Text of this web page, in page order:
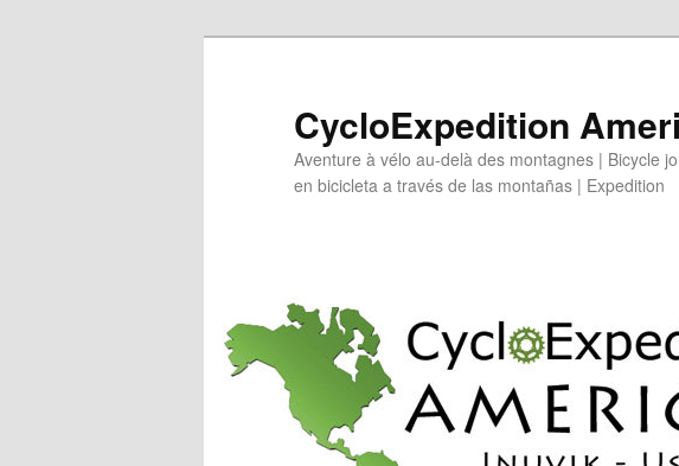
CycloExpedition
Aventure à vélo au-delà des montagnes | Bicycle
en bicicleta a través de las montañas | Expedition